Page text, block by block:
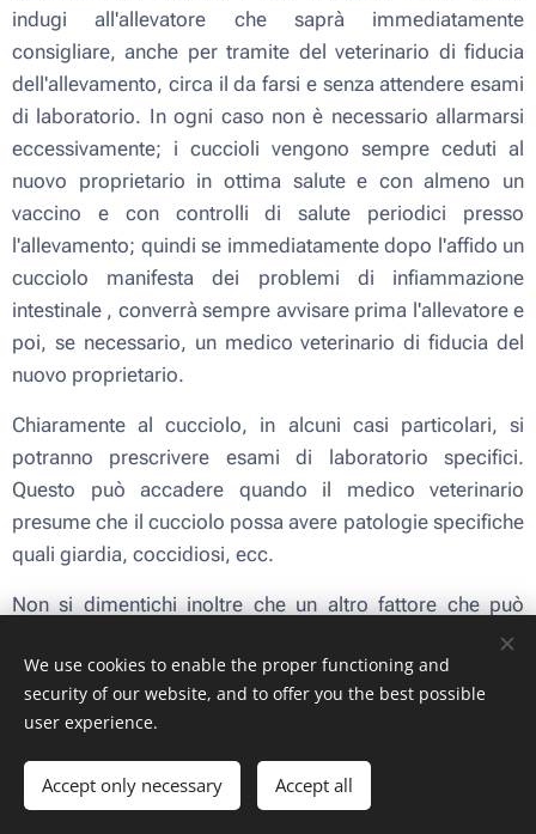
indugi all'allevatore che saprà immediatamente
consigliare, anche per tramite del veterinario di fiducia
dell'allevamento, circa il da farsi e senza attendere esami
di laboratorio. In ogni caso non è necessario allarmarsi
eccessivamente; i cuccioli vengono sempre ceduti al
nuovo proprietario in ottima salute e con almeno un
vaccino e con controlli di salute periodici presso
l'allevamento; quindi se immediatamente dopo l'affido un
cucciolo manifesta dei problemi di infiammazione
intestinale , converrà sempre avvisare prima l'allevatore e
poi, se necessario, un medico veterinario di fiducia del
nuovo proprietario.
Chiaramente al cucciolo, in alcuni casi particolari, si
potranno prescrivere esami di laboratorio specifici.
Questo può accadere quando il medico veterinario
presume che il cucciolo possa avere patologie specifiche
quali giardia, coccidiosi, ecc.
Non si dimentichi inoltre che un altro fattore che può
portare a problemi di infiammazione intestinale può
essere una intolleranza alimentare dovuta ad alimenti
specifici per il cucciolo (ad esempio un alimento a base
di pollo e tacchino per i quali molti cuccioli possono
essere allergici) o ad alimenti nuovi dati dal nuovo
proprietario (nuova marca di crocchette) con eccipienti o
We use cookies to enable the proper functioning and
security of our website, and to offer you the best possible
user experience.
Accept only necessary Accept all